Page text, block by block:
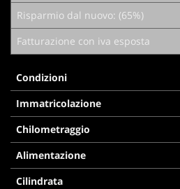
Risparmio dal nuovo: (65%)
Fatturazione con iva esposta
Condizioni
Immatricolazione
Chilometraggio
Alimentazione
Cilindrata
questi
strumenti
di
tracciamento
rimanda
alla
cookie
policy.
Puoi
rivedere
e
modificare